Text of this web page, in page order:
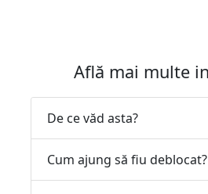
Află mai multe
De ce văd asta?
Cum ajung să fiu deblocat?